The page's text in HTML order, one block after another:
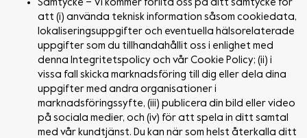
Samtycke – Vi kommer förlita oss på ditt samtycke för
att (i) använda teknisk information såsom cookiedata,
lokaliseringsuppgifter och eventuella hälsorelaterade
uppgifter som du tillhandahållit oss i enlighet med
denna Integritetspolicy och vår Cookie Policy; (ii) i
vissa fall skicka marknadsföring till dig eller dela dina
uppgifter med andra organisationer i
marknadsföringssyfte, (iii) publicera din bild eller video
på sociala medier, och (iv) för att spela in ditt samtal
med vår kundtjänst. Du kan när som helst återkalla ditt